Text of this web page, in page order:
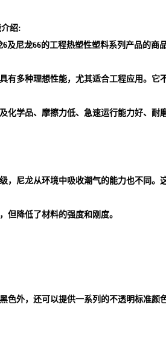
绍:
及尼龙66的工程热塑性塑料系列产品的商品
有多种理想性能，尤其适合工程应用。它
化学品、摩擦力低、急速运行能力好、耐
，尼龙从环境中吸收潮气的能力也不同。
但降低了材料的强度和刚度。
色外，还可以提供一系列的不透明标准颜